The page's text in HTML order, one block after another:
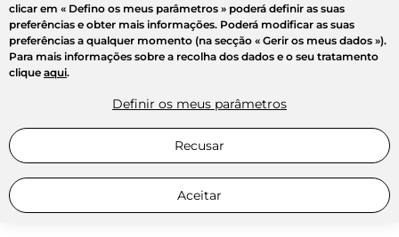
clicar em « Defino os meus parâmetros » poderá definir as suas
preferências e obter mais informações. Poderá modificar as suas
preferências a qualquer momento (na secção « Gerir os meus dados »).
Para mais informações sobre a recolha dos dados e o seu tratamento
clique aqui.
Definir os meus parâmetros
Recusar
Aceitar